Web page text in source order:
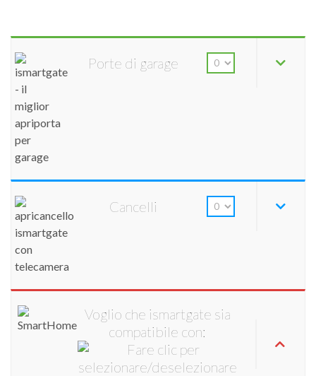
Porte di garage
Cancelli
Voglio che ismartgate sia
compatibile con: